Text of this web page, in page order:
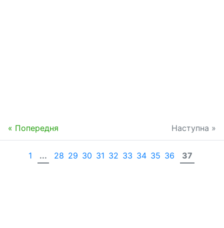
« Попередня Наступна »
1 ... 28 29 30 31 32 33 34 35 36 37